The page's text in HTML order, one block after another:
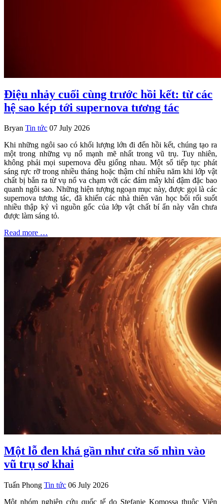
Điệu nhảy cuối cùng trước hồi kết: từ các
hệ sao kép tới supernova tương tác
Bryan Tin tức 07 July 2026
Khi những ngôi sao có khối lượng lớn đi đến hồi kết, chúng tạo ra
một trong những vụ nổ mạnh mẽ nhất trong vũ trụ. Tuy nhiên,
không phải mọi supernova đều giống nhau. Một số tiếp tục phát
sáng rực rỡ trong nhiều tháng hoặc thậm chí nhiều năm khi lớp vật
chất bị bắn ra từ vụ nổ va chạm với các đám mây khí đậm đặc bao
quanh ngôi sao. Những hiện tượng ngoạn mục này, được gọi là các
supernova tương tác, đã khiến các nhà thiên văn học bối rối suốt
nhiều thập kỷ vì nguồn gốc của lớp vật chất bí ẩn này vẫn chưa
được làm sáng tỏ.
Read more …
Một lỗ đen khá gần như cửa sổ nhìn vào
vũ trụ sơ khai
Tuấn Phong Tin tức 06 July 2026
Một nhóm nghiên cứu quốc tế do Stefanie Komossa thuộc Viện